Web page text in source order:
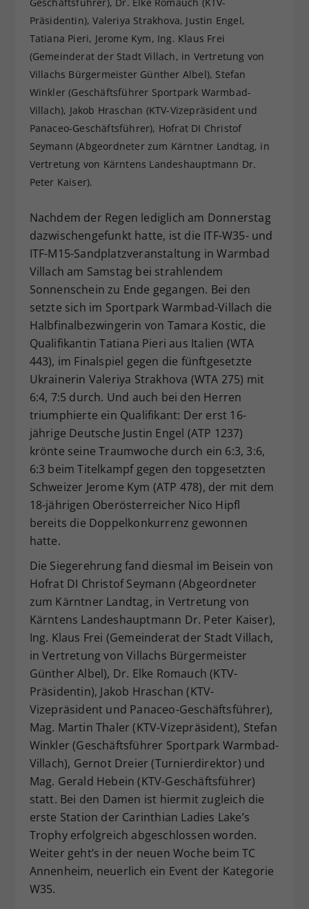
Präsidentin), Valeriya Strakhova, Justin Engel,
Tatiana Pieri, Jerome Kym, Ing. Klaus Frei
(Gemeinderat der Stadt Villach, in Vertretung von
Villachs Bürgermeister Günther Albel), Stefan
Winkler (Geschäftsführer Sportpark Warmbad-
Villach), Jakob Hraschan (KTV-Vizepräsident und
Panaceo-Geschäftsführer), Hofrat DI Christof
Seymann (Abgeordneter zum Kärntner Landtag, in
Vertretung von Kärntens Landeshauptmann Dr.
Peter Kaiser).
Nachdem der Regen lediglich am Donnerstag
dazwischengefunkt hatte, ist die ITF-W35- und
ITF-M15-Sandplatzveranstaltung in Warmbad
Villach am Samstag bei strahlendem
Sonnenschein zu Ende gegangen. Bei den
setzte sich im Sportpark Warmbad-Villach die
Halbfinalbezwingerin von Tamara Kostic, die
Qualifikantin Tatiana Pieri aus Italien (WTA
443), im Finalspiel gegen die fünftgesetzte
Ukrainerin Valeriya Strakhova (WTA 275) mit
6:4, 7:5 durch. Und auch bei den Herren
triumphierte ein Qualifikant: Der erst 16-
jährige Deutsche Justin Engel (ATP 1237)
krönte seine Traumwoche durch ein 6:3, 3:6,
6:3 beim Titelkampf gegen den topgesetzten
Schweizer Jerome Kym (ATP 478), der mit dem
18-jährigen Oberösterreicher Nico Hipfl
bereits die Doppelkonkurrenz gewonnen
hatte.
Die Siegerehrung fand diesmal im Beisein von
Hofrat DI Christof Seymann (Abgeordneter
zum Kärntner Landtag, in Vertretung von
Kärntens Landeshauptmann Dr. Peter Kaiser),
Ing. Klaus Frei (Gemeinderat der Stadt Villach,
in Vertretung von Villachs Bürgermeister
Günther Albel), Dr. Elke Romauch (KTV-
Präsidentin), Jakob Hraschan (KTV-
Vizepräsident und Panaceo-Geschäftsführer),
Mag. Martin Thaler (KTV-Vizepräsident), Stefan
Winkler (Geschäftsführer Sportpark Warmbad-
Villach), Gernot Dreier (Turnierdirektor) und
Mag. Gerald Hebein (KTV-Geschäftsführer)
statt. Bei den Damen ist hiermit zugleich die
erste Station der Carinthian Ladies Lake’s
Trophy erfolgreich abgeschlossen worden.
Weiter geht’s in der neuen Woche beim TC
Annenheim, neuerlich ein Event der Kategorie
W35.
Zweck
Dieser Wert speichert Ihre Consent-
Einstellungen. Unter anderem eine
zufällig generierte ID, für die
historische Speicherung Ihrer
vorgenommen Einstellungen, falls der
Webseiten-Betreiber dies eingestellt
hat.